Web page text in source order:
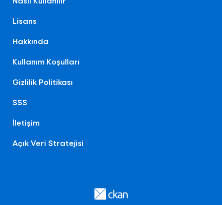
Lisans
Hakkında
Kullanım Koşulları
Gizlilik Politikası
SSS
İletişim
Açık Veri Stratejisi